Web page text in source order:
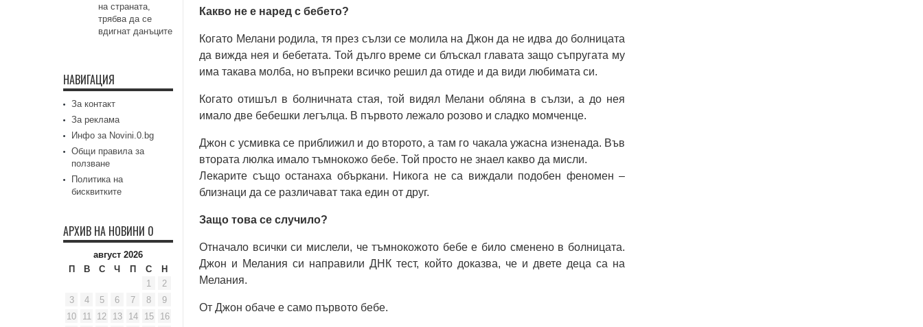
Какво не е наред с бебето?
Когато Мелани родила, тя през сълзи се молила на Джон да не идва до болницата
да вижда нея и бебетата. Той дълго време си блъскал главата защо съпругата му
има такава молба, но въпреки всичко решил да отиде и да види любимата си.
Когато отишъл в болничната стая, той видял Мелани обляна в сълзи, а до нея
имало две бебешки легълца. В първото лежало розово и сладко момченце.
Джон с усмивка се приближил и до второто, а там го чакала ужасна изненада. Във
втората люлка имало тъмнокожо бебе. Той просто не знаел какво да мисли.
Лекарите също останаха объркани. Никога не са виждали подобен феномен –
близнаци да се различават така един от друг.
Защо това се случило?
Отначало всички си мислели, че тъмнокожото бебе е било сменено в болницата.
Джон и Мелания си направили ДНК тест, който доказва, че и двете деца са на
Мелания.
От Джон обаче е само първото бебе.
на страната,
трябва да се
вдигнат данъците
НАВИГАЦИЯ
За контакт
За реклама
Инфо за Novini.0.bg
Общи правила за
ползване
Политика на
бисквитките
АРХИВ НА НОВИНИ 0
август 2026
П
В С Ч П С
Н
1
2
3
4 5 6 7 8
9
10
11 12 13 14 15
16